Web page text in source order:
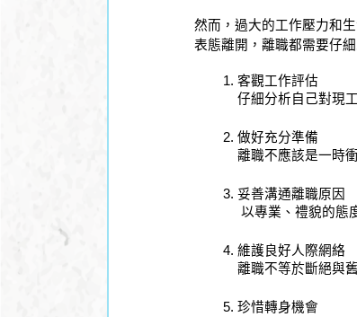
然而，過大的工作壓力和
表態離開，離職都需要仔
客觀工作評估
仔細分析自己對現
做好充分準備
離職不應該是一時
妥善溝通離職原因
以專業、禮貌的態
維護良好人際網絡
離職不等於斷絕與
珍惜轉身機會